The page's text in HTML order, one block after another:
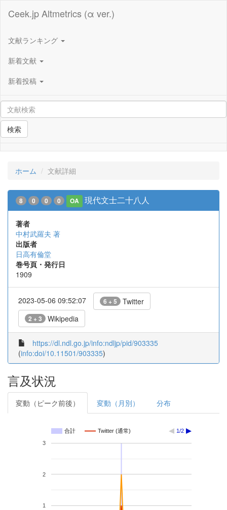
Ceek.jp Altmetrics (α ver.)
文献ランキング
新着文献
新着投稿
検索
ホーム 文献詳細
8 0 0 0 OA 現代文士二十八人
著者
中村武羅夫 著
出版者
日高有倫堂
巻号頁・発行日
1909
2023-05-06 09:52:07 6 + 5 Twitter
2 + 3 Wikipedia
https://dl.ndl.go.jp/info:ndljp/pid/903335
(info:doi/10.11501/903335)
言及状況
変動（ピーク前後） 変動（月別） 分布
合計 Twitter (通常) 1/2
1
2
3